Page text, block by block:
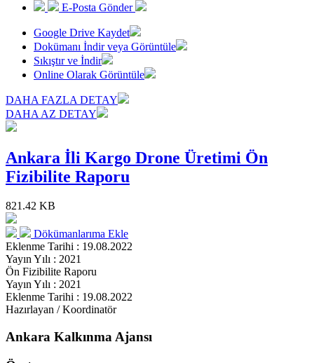
E-Posta Gönder
Google Drive Kaydet
Dokümanı İndir veya Görüntüle
Sıkıştır ve İndir
Online Olarak Görüntüle
DAHA FAZLA DETAY
DAHA AZ DETAY
Ankara İli Kargo Drone Üretimi Ön
Fizibilite Raporu
821.42 KB
Dökümanlarıma Ekle
Eklenme Tarihi : 19.08.2022
Yayın Yılı : 2021
Ön Fizibilite Raporu
Yayın Yılı : 2021
Eklenme Tarihi : 19.08.2022
Hazırlayan / Koordinatör
Ankara Kalkınma Ajansı